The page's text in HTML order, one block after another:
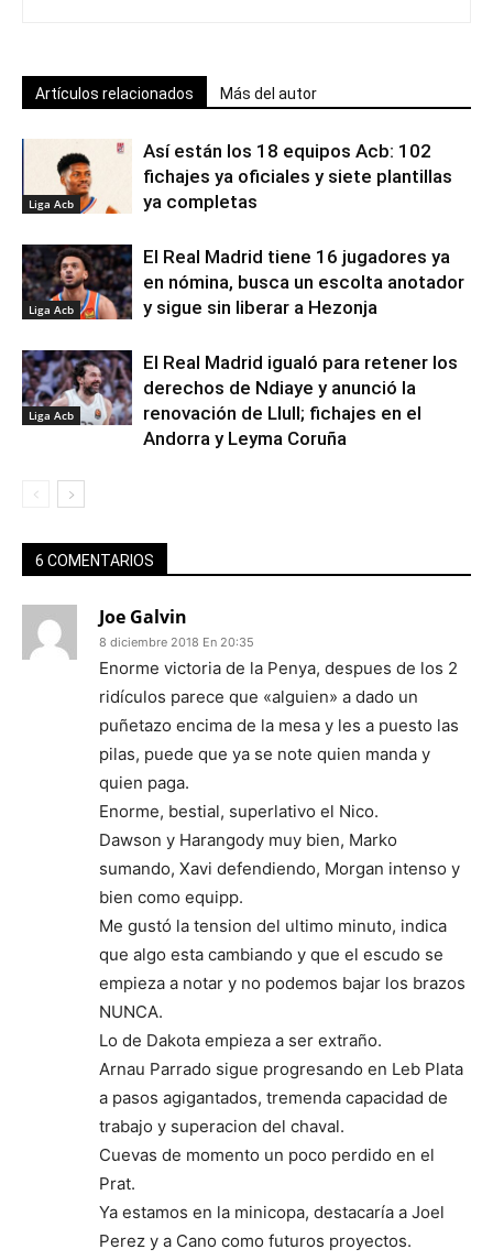
Artículos relacionados Más del autor
Liga Acb
Así están los 18 equipos Acb: 102
fichajes ya oficiales y siete plantillas
ya completas
Liga Acb
El Real Madrid tiene 16 jugadores ya
en nómina, busca un escolta anotador
y sigue sin liberar a Hezonja
Liga Acb
El Real Madrid igualó para retener los
derechos de Ndiaye y anunció la
renovación de Llull; fichajes en el
Andorra y Leyma Coruña
6 COMENTARIOS
Joe Galvin
8 diciembre 2018 En 20:35
Enorme victoria de la Penya, despues de los 2
ridículos parece que «alguien» a dado un
puñetazo encima de la mesa y les a puesto las
pilas, puede que ya se note quien manda y
quien paga.
Enorme, bestial, superlativo el Nico.
Dawson y Harangody muy bien, Marko
sumando, Xavi defendiendo, Morgan intenso y
bien como equipp.
Me gustó la tension del ultimo minuto, indica
que algo esta cambiando y que el escudo se
empieza a notar y no podemos bajar los brazos
NUNCA.
Lo de Dakota empieza a ser extraño.
Arnau Parrado sigue progresando en Leb Plata
a pasos agigantados, tremenda capacidad de
trabajo y superacion del chaval.
Cuevas de momento un poco perdido en el
Prat.
Ya estamos en la minicopa, destacaría a Joel
Perez y a Cano como futuros proyectos.